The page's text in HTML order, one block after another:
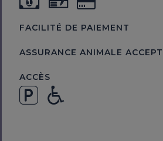
FACILITÉ DE PAIEMENT
ASSURANCE ANIMALE
ACCÈS